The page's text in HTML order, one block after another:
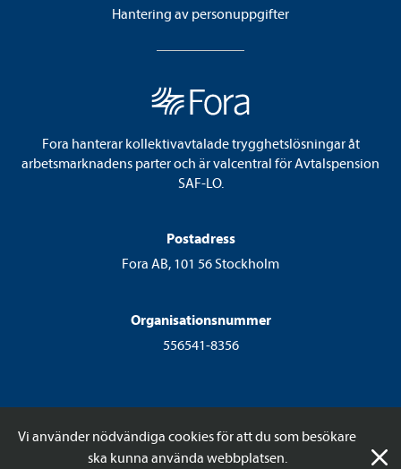
Vi använder nödvändiga cookies för att du som besökare
ska kunna använda webbplatsen.
Hantering av personuppgifter
Fora hanterar kollektivavtalade trygghetslösningar åt
arbetsmarknadens parter och är valcentral för Avtalspension
SAF-LO.
Postadress
Fora AB, 101 56 Stockholm
Organisationsnummer
556541-8356
© 2026 Fora AB